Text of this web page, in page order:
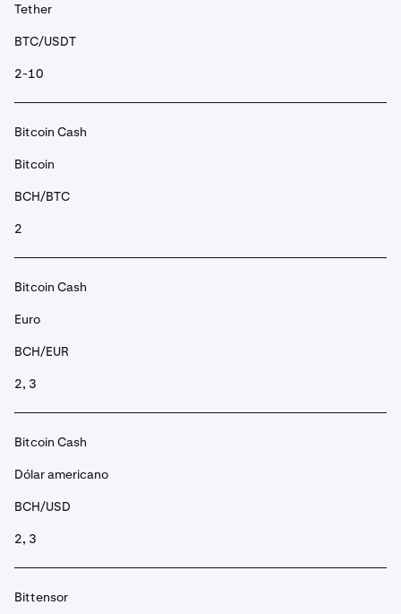
Tether
BTC/USDT
2-10
Bitcoin Cash
Bitcoin
BCH/BTC
2
Bitcoin Cash
Euro
BCH/EUR
2, 3
Bitcoin Cash
Dólar americano
BCH/USD
2, 3
Bittensor